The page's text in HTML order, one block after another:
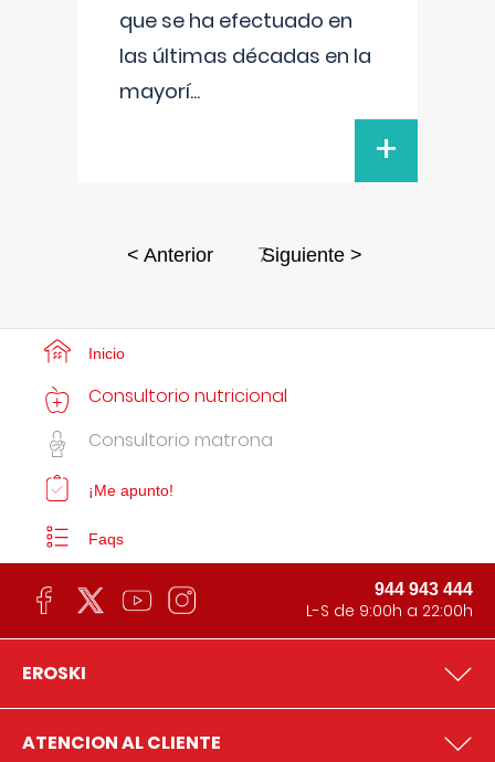
que se ha efectuado en
las últimas décadas en la
mayorí...
+
< Anterior 7Siguiente >
Inicio
Consultorio nutricional
Consultorio matrona
¡Me apunto!
Faqs
944 943 444
L-S de 9:00h a 22:00h
EROSKI
ATENCION AL CLIENTE